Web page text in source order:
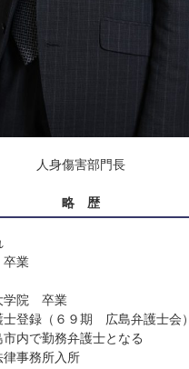
人身傷害部門長
略 歴
卒業
学院　卒業
登録（６９期　広島弁護士会）
務弁護士となる
律事務所入所